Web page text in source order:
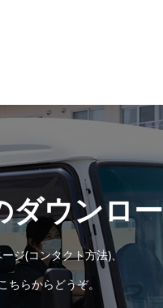
ウンロ
ジ(コンタクト方法)、
ちらからどうぞ。